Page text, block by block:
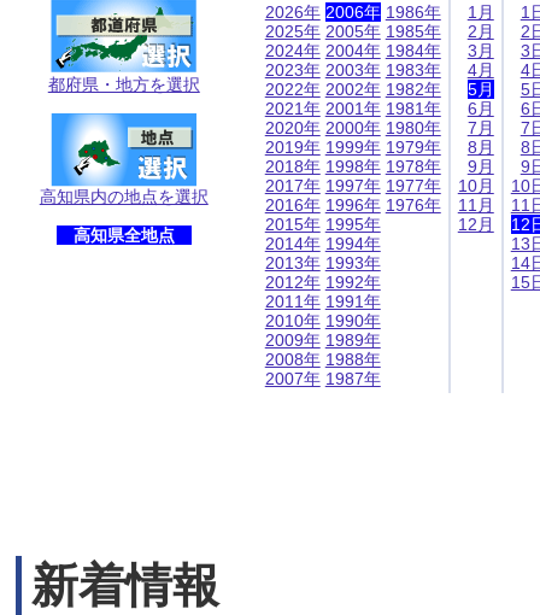
都府県・地方を選択
高知県内の地点を選択
高知県全地点
2026年
2025年
2024年
2023年
2022年
2021年
2020年
2019年
2018年
2017年
2016年
2015年
2014年
2013年
2012年
2011年
2010年
2009年
2008年
2007年
2006年
2005年
2004年
2003年
2002年
2001年
2000年
1999年
1998年
1997年
1996年
1995年
1994年
1993年
1992年
1991年
1990年
1989年
1988年
1987年
1986年
1985年
1984年
1983年
1982年
1981年
1980年
1979年
1978年
1977年
1976年
1月
2月
3月
4月
5月
6月
7月
8月
9月
10月
11月
12月
1
2
3
4
5
6
7
8
9
10
11
12
13
14
15
新着情報